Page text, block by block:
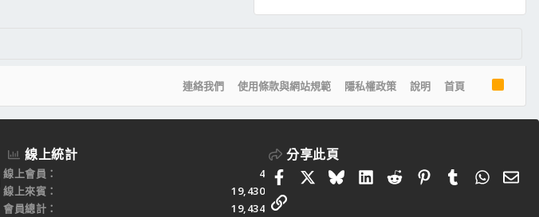
連絡我們 使用條款與網站規範 隱私權政策 說明 首頁
S
線上統計
線上會員
4
線上來賓
19,430
會員總計
19,434
分享此頁
FacebookBlueskyLinkedIn
RedditPinterestTumblr 電
連結